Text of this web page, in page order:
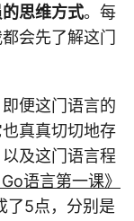
思维方式。每
会先了解这门
便这门语言的
真真切切地存
及这门语言程
语言第一课》
了5点，分别是